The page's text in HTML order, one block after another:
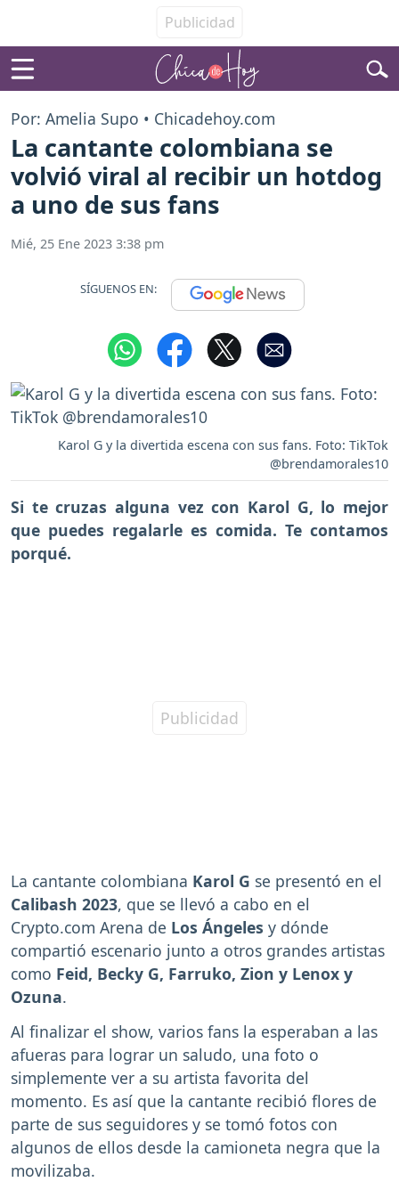
Por: Amelia Supo • Chicadehoy.com
La cantante colombiana se
volvió viral al recibir un hotdog
a uno de sus fans
Mié, 25 Ene 2023 3:38 pm
SÍGUENOS EN:
Karol G y la divertida escena con sus fans. Foto: TikTok
@brendamorales10
Si te cruzas alguna vez con Karol G, lo mejor
que puedes regalarle es comida. Te contamos
porqué.
La cantante colombiana Karol G se presentó en el
Calibash 2023, que se llevó a cabo en el
Crypto.com Arena de Los Ángeles y dónde
compartió escenario junto a otros grandes artistas
como Feid, Becky G, Farruko, Zion y Lenox y
Ozuna.
Al finalizar el show, varios fans la esperaban a las
afueras para lograr un saludo, una foto o
simplemente ver a su artista favorita del
momento. Es así que la cantante recibió flores de
parte de sus seguidores y se tomó fotos con
algunos de ellos desde la camioneta negra que la
movilizaba.